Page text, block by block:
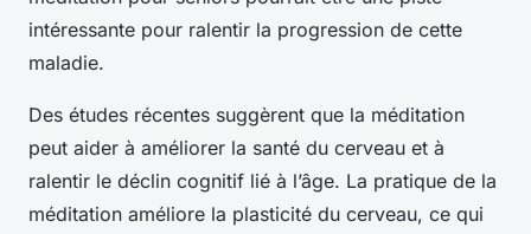
intéressante pour ralentir la progression de cette
maladie.
Des études récentes suggèrent que la méditation
peut aider à améliorer la santé du cerveau et à
ralentir le déclin cognitif lié à l’âge. La pratique de la
méditation améliore la plasticité du cerveau, ce qui